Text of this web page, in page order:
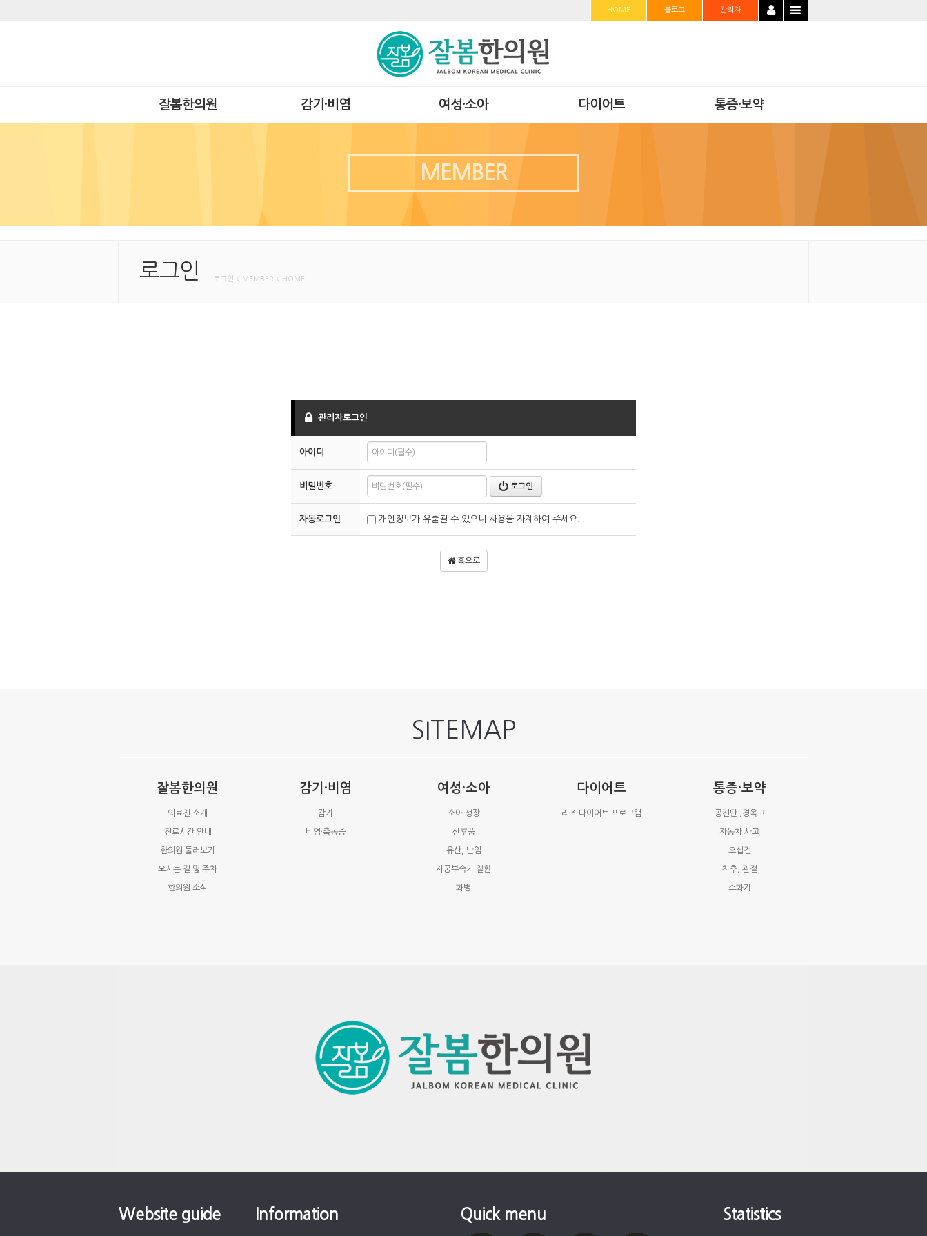
HOME 블로그 관리자
잘봄한의원 감기·비염 여성·소아 다이어트 통증·보약
MEMBER
로그인 로그인 < MEMBER < HOME
관리자로그인
아이디
비밀번호 로그인
자동로그인 개인정보가 유출될 수 있으니 사용을 자제하여 주세요.
홈으로
SITEMAP
잘봄한의원
의료진 소개
진료시간 안내
한의원 둘러보기
오시는 길 및 주차
한의원 소식
감기·비염
감기
비염·축농증
여성·소아
소아 성장
산후풍
유산, 난임
자궁부속기 질환
화병
다이어트
리즈 다이어트 프로그램
통증·보약
공진단 ,경옥고
자동차 사고
오십견
척추, 관절
소화기
Website guide Information Quick menu Statistics